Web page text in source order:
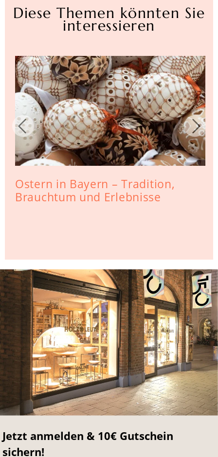
Diese Themen könnten Sie
interessieren
Ostern in Bayern – Tradition,
Brauchtum und Erlebnisse
Jetzt anmelden & 10€ Gutschein
sichern!